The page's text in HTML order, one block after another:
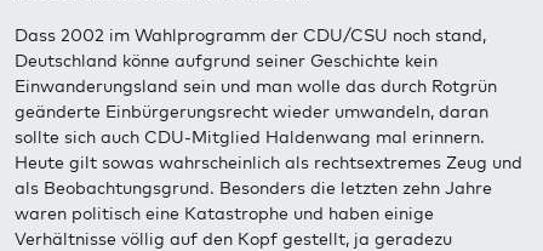
Dass 2002 im Wahlprogramm der CDU/CSU noch stand,
Deutschland könne aufgrund seiner Geschichte kein
Einwanderungsland sein und man wolle das durch Rotgrün
geänderte Einbürgerungsrecht wieder umwandeln, daran
sollte sich auch CDU-Mitglied Haldenwang mal erinnern.
Heute gilt sowas wahrscheinlich als rechtsextremes Zeug und
als Beobachtungsgrund. Besonders die letzten zehn Jahre
waren politisch eine Katastrophe und haben einige
Verhältnisse völlig auf den Kopf gestellt, ja geradezu